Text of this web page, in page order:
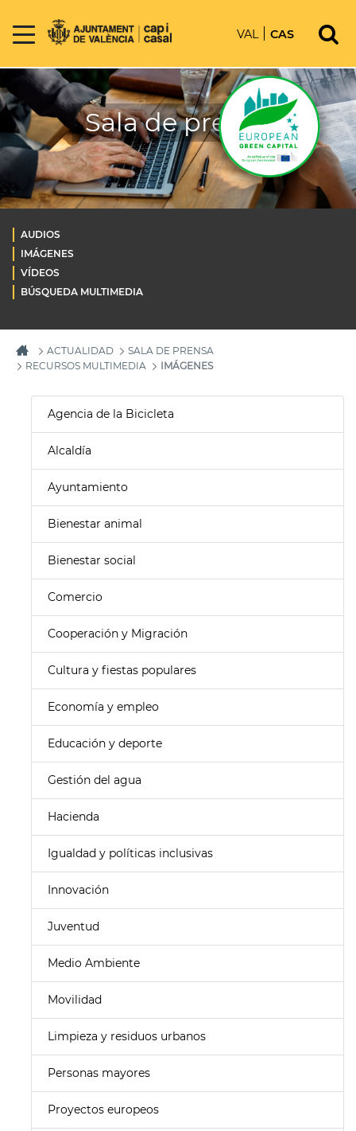
VAL CAS
Sala de prensa
AUDIOS
IMÁGENES
VÍDEOS
BÚSQUEDA MULTIMEDIA
ACTUALIDAD
SALA DE PRENSA
RECURSOS MULTIMEDIA
IMÁGENES
Agencia de la Bicicleta
Alcaldía
Ayuntamiento
Bienestar animal
Bienestar social
Comercio
Cooperación y Migración
Cultura y fiestas populares
Economía y empleo
Educación y deporte
Gestión del agua
Hacienda
Igualdad y políticas inclusivas
Innovación
Juventud
Medio Ambiente
Movilidad
Limpieza y residuos urbanos
Personas mayores
Proyectos europeos